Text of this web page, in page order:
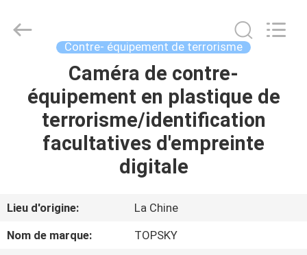
MAISON
PRODUITS
DE
NOUS
Topsky
Century Holding Co.,Ltd.
Contre- équipement de terrorisme
Caméra de contre-
équipement en plastique de
terrorisme/identification
facultatives d'empreinte
digitale
Lieu d'origine:
La Chine
Nom de marque:
TOPSKY